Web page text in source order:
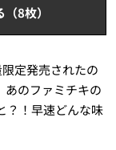
8枚）
定発売されたの
のファミチキの
？！早速どんな味